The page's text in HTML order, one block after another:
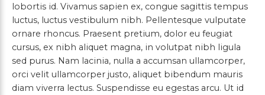
lobortis id. Vivamus sapien ex, congue sagittis tempus
luctus, luctus vestibulum nibh. Pellentesque vulputate
ornare rhoncus. Praesent pretium, dolor eu feugiat
cursus, ex nibh aliquet magna, in volutpat nibh ligula
sed purus. Nam lacinia, nulla a accumsan ullamcorper,
orci velit ullamcorper justo, aliquet bibendum mauris
diam viverra lectus. Suspendisse eu egestas arcu. Ut id